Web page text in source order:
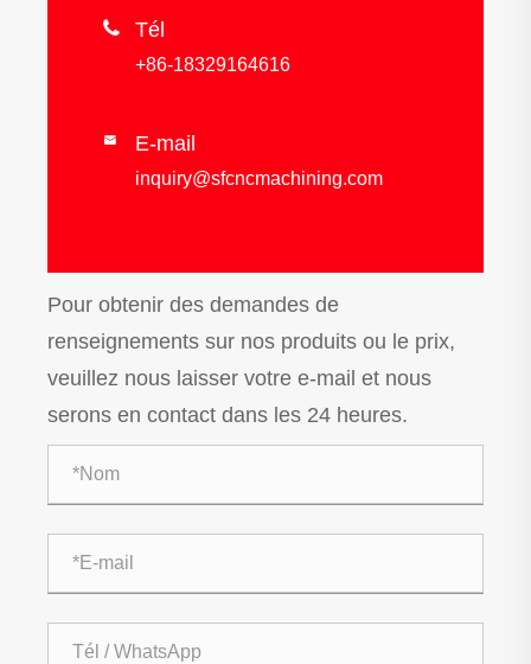
 Tél
+86-18329164616
 E-mail
inquiry@sfcncmachining.com
Pour obtenir des demandes de
renseignements sur nos produits ou le prix,
veuillez nous laisser votre e-mail et nous
serons en contact dans les 24 heures.